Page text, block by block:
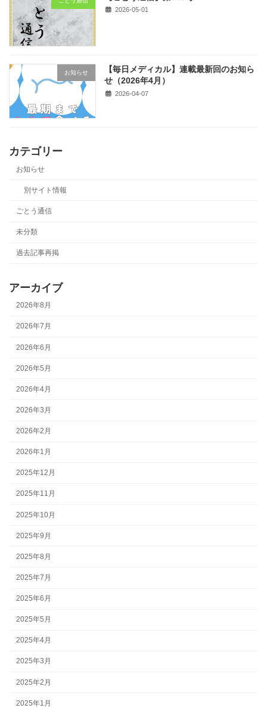
2026-05-01
お知らせ
【毎日メディカル】連載最新回のお知ら
せ（2026年4月）
2026-04-07
カテゴリー
お知らせ
別サイト情報
ごとう通信
未分類
過去記事再掲
アーカイブ
2026年8月
2026年7月
2026年6月
2026年5月
2026年4月
2026年3月
2026年2月
2026年1月
2025年12月
2025年11月
2025年10月
2025年9月
2025年8月
2025年7月
2025年6月
2025年5月
2025年4月
2025年3月
2025年2月
2025年1月